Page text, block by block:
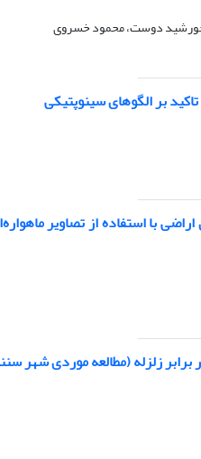
دوست، محمود خسروی
با استفاده از تصاویر
زلزله (مطالعه موردی شهر